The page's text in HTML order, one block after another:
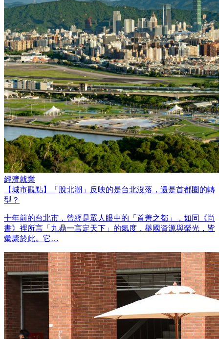
經濟就業
【城市觀點】「脫北潮」反映的是台北沒落，還是首都圈的轉
型？
十年前的台北市，曾經是眾人眼中的「首善之都」，如同《尚
書》裡所言「九鼎一言定天下」的氣度，舉國資源與榮光，皆
彙聚於此。它…